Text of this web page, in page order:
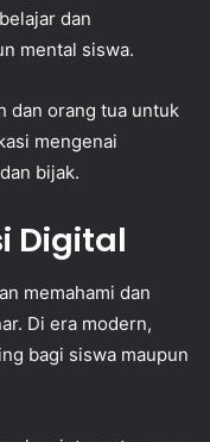
dan
mental siswa.
dan orang tua untuk
mengenai
bijak.
Digital
memahami dan
Di era modern,
bagi siswa maupun